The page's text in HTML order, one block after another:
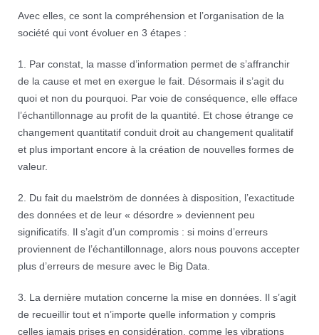
Avec elles, ce sont la compréhension et l’organisation de la
société qui vont évoluer en 3 étapes :
1. Par constat, la masse d’information permet de s’affranchir
de la cause et met en exergue le fait. Désormais il s’agit du
quoi et non du pourquoi. Par voie de conséquence, elle efface
l’échantillonnage au profit de la quantité. Et chose étrange ce
changement quantitatif conduit droit au changement qualitatif
et plus important encore à la création de nouvelles formes de
valeur.
2. Du fait du maelström de données à disposition, l’exactitude
des données et de leur « désordre » deviennent peu
significatifs. Il s’agit d’un compromis : si moins d’erreurs
proviennent de l’échantillonnage, alors nous pouvons accepter
plus d’erreurs de mesure avec le Big Data.
3. La dernière mutation concerne la mise en données. Il s’agit
de recueillir tout et n’importe quelle information y compris
celles jamais prises en considération, comme les vibrations